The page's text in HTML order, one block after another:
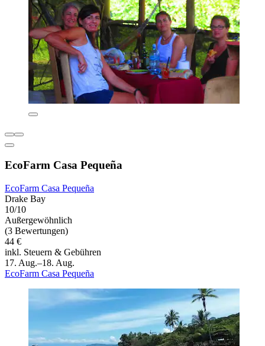
EcoFarm Casa Pequeña
EcoFarm Casa Pequeña
Drake Bay
10/10
Außergewöhnlich
(3 Bewertungen)
44 €
inkl. Steuern & Gebühren
17. Aug.–18. Aug.
EcoFarm Casa Pequeña